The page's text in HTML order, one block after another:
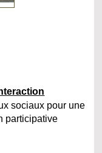
sociaux pour une
participative